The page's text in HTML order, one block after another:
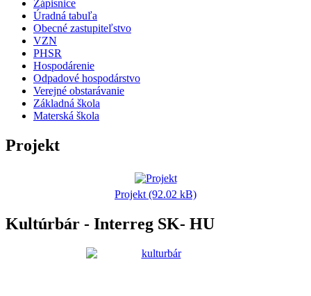
Zápisnice
Úradná tabuľa
Obecné zastupiteľstvo
VZN
PHSR
Hospodárenie
Odpadové hospodárstvo
Verejné obstarávanie
Základná škola
Materská škola
Projekt
Projekt (92.02 kB)
Kultúrbár - Interreg SK- HU